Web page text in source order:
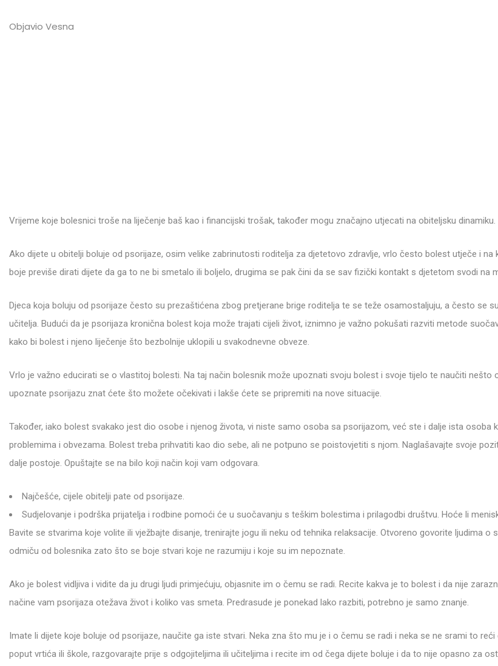
Objavio Vesna
Vrijeme koje bolesnici troše na liječenje baš kao i financijski trošak, također mogu značajno utjecati na obiteljsku dinamiku.
Ako dijete u obitelji boluje od psorijaze, osim velike zabrinutosti roditelja za djetetovo zdravlje, vrlo često bolest utječe i
boje previše dirati dijete da ga to ne bi smetalo ili boljelo, drugima se pak čini da se sav fizički kontakt s djetetom svodi na
Djeca koja boluju od psorijaze često su prezaštićena zbog pretjerane brige roditelja te se teže osamostaljuju, a često se
učitelja. Budući da je psorijaza kronična bolest koja može trajati cijeli život, iznimno je važno pokušati razviti metode
kako bi bolest i njeno liječenje što bezbolnije uklopili u svakodnevne obveze.
Vrlo je važno educirati se o vlastitoj bolesti. Na taj način bolesnik može upoznati svoju bolest i svoje tijelo te naučiti
upoznate psorijazu znat ćete što možete očekivati i lakše ćete se pripremiti na nove situacije.
Također, iako bolest svakako jest dio osobe i njenog života, vi niste samo osoba sa psorijazom, već ste i dalje ista osoba
problemima i obvezama. Bolest treba prihvatiti kao dio sebe, ali ne potpuno se poistovjetiti s njom. Naglašavajte svoje
dalje postoje. Opuštajte se na bilo koji način koji vam odgovara.
Najčešće, cijele obitelji pate od psorijaze.
Sudjelovanje i podrška prijatelja i rodbine pomoći će u suočavanju s teškim bolestima i prilagodbi društvu. Hoće li
Bavite se stvarima koje volite ili vježbajte disanje, trenirajte jogu ili neku od tehnika relaksacije. Otvoreno govorite ljudima
odmiču od bolesnika zato što se boje stvari koje ne razumiju i koje su im nepoznate.
Ako je bolest vidljiva i vidite da ju drugi ljudi primjećuju, objasnite im o čemu se radi. Recite kakva je to bolest i da nije
načine vam psorijaza otežava život i koliko vas smeta. Predrasude je ponekad lako razbiti, potrebno je samo znanje.
Imate li dijete koje boluje od psorijaze, naučite ga iste stvari. Neka zna što mu je i o čemu se radi i neka se ne srami to reći
poput vrtića ili škole, razgovarajte prije s odgojiteljima ili učiteljima i recite im od čega dijete boluje i da to nije opasno za